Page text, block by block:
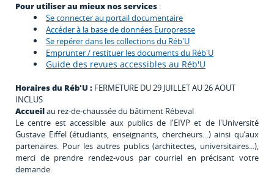
Pour utiliser au mieux nos services :
Se connecter au portail documentaire
Accéder à la base de données Europresse
Se repérer dans les collections du Réb'U
Emprunter / restituer les documents du Réb'U
Guide des revues accessibles au Réb'U
Horaires du Réb'U : FERMETURE DU 29 JUILLET AU 26 AOUT
INCLUS
Accueilau rez-de-chaussée du bâtiment Rébeval
Le centre est accessible aux publics de l'EIVP et de l'Université
Gustave Eiffel (étudiants, enseignants, chercheurs…) ainsi qu’aux
partenaires. Pour les autres publics (architectes, universitaires...),
merci de prendre rendez-vous par courriel en précisant votre
demande.